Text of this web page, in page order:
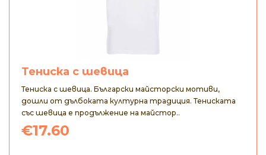
Тениска с шевица
Тениска с шевица. Български майсторски мотиви,
дошли от дълбоката културна традиция. Тениската
със шевица е продължение на майстор..
€17.60